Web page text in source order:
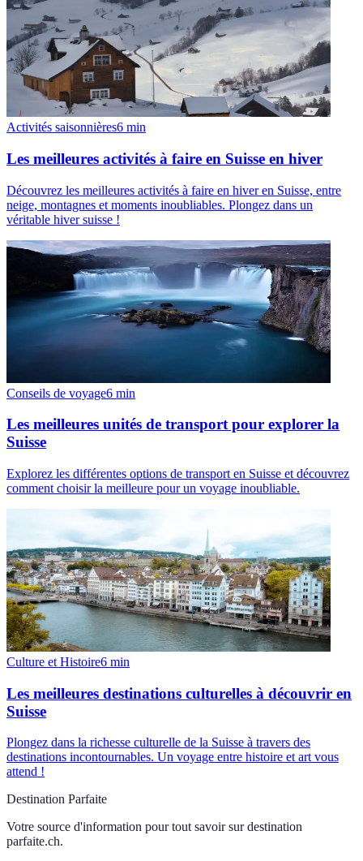
Activités saisonnières6 min
Les meilleures activités à faire en Suisse en hiver
Découvrez les meilleures activités à faire en hiver en Suisse, entre
neige, montagnes et moments inoubliables. Plongez dans un
véritable hiver suisse !
Conseils de voyage6 min
Les meilleures unités de transport pour explorer la
Suisse
Explorez les différentes options de transport en Suisse et découvrez
comment choisir la meilleure pour un voyage inoubliable.
Culture et Histoire6 min
Les meilleures destinations culturelles à découvrir en
Suisse
Plongez dans la richesse culturelle de la Suisse à travers des
destinations incontournables. Un voyage entre histoire et art vous
attend !
Destination Parfaite
Votre source d'information pour tout savoir sur destination
parfaite.ch.